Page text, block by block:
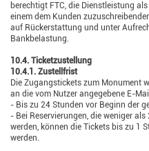
berechtigt FTC, die Dienstleistung als
einem dem Kunden
auf Rückerstattung und unter
Bankbelastung.
10.4. Ticketzustellung
10.4.1. Zustellfrist
Die Zugangstickets zum Monument
an die vom Nutzer angegebene E-
- Bis zu 24 Stunden vor Beginn der
- Bei Reservierungen, die weniger
werden, können die Tickets bis zu 1
werden.